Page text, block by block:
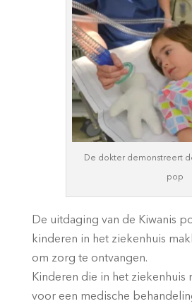
De dokter demonstreert
pop
De uitdaging van de Kiwanis
kinderen in het ziekenhuis
om zorg te ontvangen.
Kinderen die in het ziekenhuis
voor een medische